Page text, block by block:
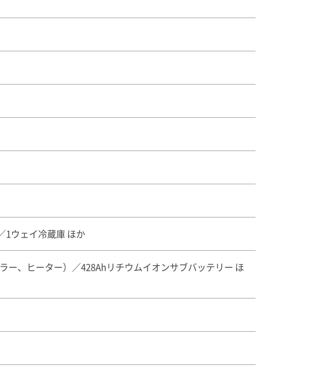
1ウェイ冷蔵庫 ほか
ー、ヒーター）／428Ahリチウムイオンサブバッテリー ほ